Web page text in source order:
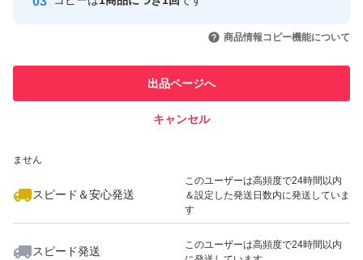
引を完了させた実績があります
での取引実績があります
ません
スピード＆安心発送
このユーザーは高頻度で24時間以内
＆設定した発送日数内に発送していま
す
スピード発送
このユーザーは高頻度で24時間以内
商品情報コピー機能について
出品ページへ
キャンセル